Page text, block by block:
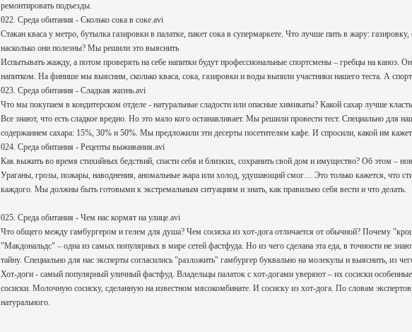
ремонтировать подъезды.
022. Среда обитания - Сколько сока в соке.avi
Стакан кваса у метро, бутылка газировки в палатке, пакет сока в супермаркете. Что лучше пить в жару:
насколько они полезны? Мы решили это выяснить
Испытывать жажду, а потом проверять на себе напитки будут профессиональные спортсмены – гребцы на
напитком. На финише мы выясним, сколько кваса, сока, газировки и воды выпили участники нашего теста. А
023. Среда обитания - Сладкая жизнь.avi
Что мы покупаем в кондитерском отделе - натуральные сладости или опасные химикаты? Какой сахар лучше
Все знают, что есть сладкое вредно. Но это мало кого останавливает. Мы решили провести тест. Специально для
содержанием сахара: 15%, 30% и 50%. Мы предложили эти десерты посетителям кафе. И спросили, какой им
024. Среда обитания - Рецепты выживания.avi
Как выжить во время стихийных бедствий, спасти себя и близких, сохранить свой дом и имущество? Об этом –
Ураганы, грозы, пожары, наводнения, аномальные жара или холод, удушающий смог… Это только кажется, что
каждого. Мы должны быть готовыми к экстремальным ситуациям и знать, как правильно себя вести и что делать.
025. Среда обитания - Чем нас кормят на улице.avi
Что общего между гамбургером и гелем для душа? Чем сосиска из хот-дога отличается от обычной? Почему
"Макдональдс" – одна из самых популярных в мире сетей фастфуда. Но из чего сделана эта еда, в точности не
тайну. Специально для нас эксперты согласились "разложить" гамбургер буквально на молекулы и выяснить, из
Хот-доги - самый популярный уличный фастфуд. Владельцы палаток с хот-догами уверяют – их сосиски
сосиски. Молочную сосиску, сделанную на известном мясокомбинате. И сосиску из хот-дога. По словам
натурального.